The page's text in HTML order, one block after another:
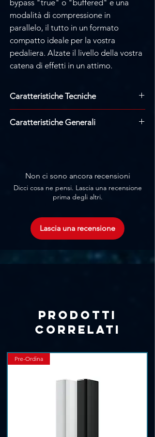
bypass "true" o "buffered" e una
modalità di compressione in
parallelo, il tutto in un formato
compatto ideale per la vostra
pedaliera. Alzate il livello della vostra
catena di effetti in un attimo.
Caratteristiche Tecniche
isolati, centro-negativo, 250mA
USB Type-C per gli aggiornamenti
tramite computer
Altezza: 5,81 cm
Profondità: 12,07 cm
Peso: 295g
Caratteristiche Generali
Tre modalità di compressione: Single,
Dual e Sustain per ottenere effetti
classici di compressione per chitarra.
attacco e rilascio fedeli all'hardware
originale del 1176
La manopola Ratio include la modalità
Non ci sono ancora recensioni
Dicci cosa ne pensi. Lascia una recensione
prima degli altri.
Lascia una recensione
Prodotti
correlati
Pre-Ordina